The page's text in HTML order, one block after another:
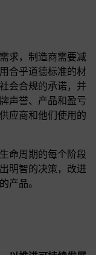
求，制造商需要减
合乎道德标准的材
会合规的承诺，并
声誉、产品和盈亏
应商和他们使用的
命周期的每个阶段
明智的决策，改进
产品。